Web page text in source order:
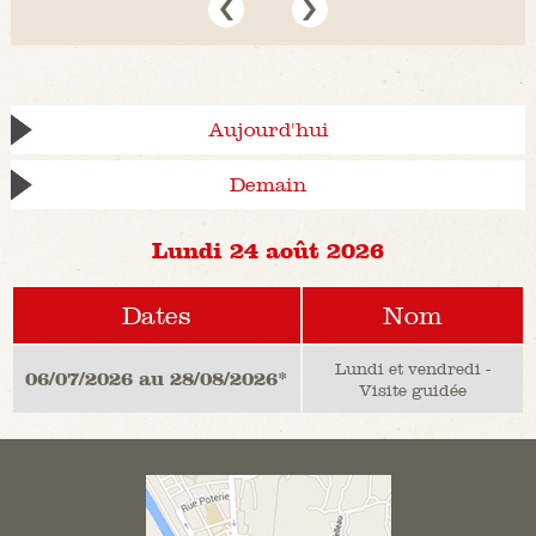
Aujourd'hui
Demain
Lundi 24 août 2026
Dates Nom
06/07/2026 au 28/08/2026*
Lundi et vendredi -
Visite guidée